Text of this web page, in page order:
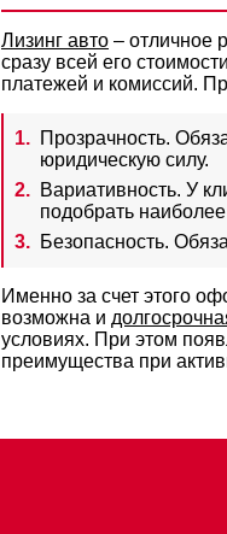
Лизинг авто – отличное
сразу всей его
платежей и комиссий.
Прозрачность.
юридическую силу.
Вариативность. У
подобрать
Безопасность.
Именно за счет этого
возможна и
условиях. При этом
преимущества при